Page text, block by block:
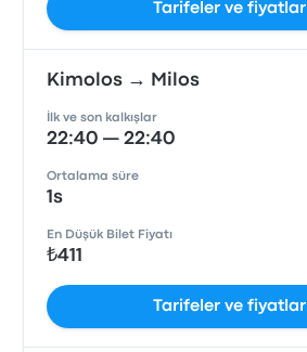
Tarifeler ve fiyatlar
Kimolos → Milos
İlk ve son kalkışlar
22:40 — 22:40
Ortalama süre
1s
En Düşük Bilet Fiyatı
₺411
Tarifeler ve fiyatlar